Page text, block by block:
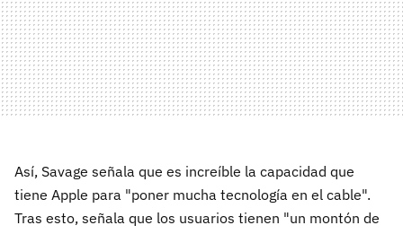
Así, Savage señala que es increíble la capacidad que
tiene Apple para "poner mucha tecnología en el cable".
Tras esto, señala que los usuarios tienen "un montón de